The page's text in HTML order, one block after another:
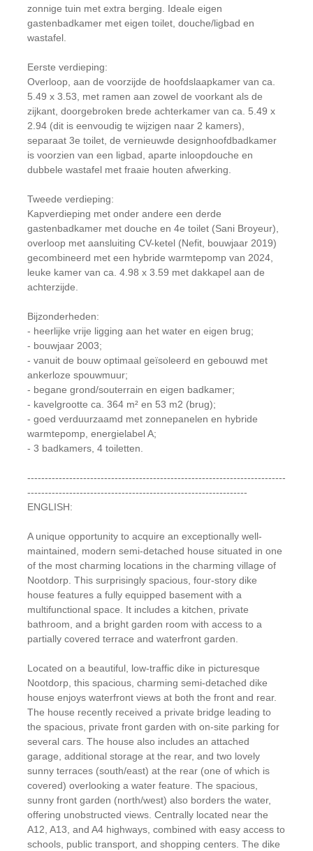
zonnige tuin met extra berging. Ideale eigen
gastenbadkamer met eigen toilet, douche/ligbad en
wastafel.
Eerste verdieping:
Overloop, aan de voorzijde de hoofdslaapkamer van ca.
5.49 x 3.53, met ramen aan zowel de voorkant als de
zijkant, doorgebroken brede achterkamer van ca. 5.49 x
2.94 (dit is eenvoudig te wijzigen naar 2 kamers),
separaat 3e toilet, de vernieuwde designhoofdbadkamer
is voorzien van een ligbad, aparte inloopdouche en
dubbele wastafel met fraaie houten afwerking.
Tweede verdieping:
Kapverdieping met onder andere een derde
gastenbadkamer met douche en 4e toilet (Sani Broyeur),
overloop met aansluiting CV-ketel (Nefit, bouwjaar 2019)
gecombineerd met een hybride warmtepomp van 2024,
leuke kamer van ca. 4.98 x 3.59 met dakkapel aan de
achterzijde.
Bijzonderheden:
- heerlijke vrije ligging aan het water en eigen brug;
- bouwjaar 2003;
- vanuit de bouw optimaal geïsoleerd en gebouwd met
ankerloze spouwmuur;
- begane grond/souterrain en eigen badkamer;
- kavelgrootte ca. 364 m² en 53 m2 (brug);
- goed verduurzaamd met zonnepanelen en hybride
warmtepomp, energielabel A;
- 3 badkamers, 4 toiletten.
--------------------------------------------------------------------------
---------------------------------------------------------------
ENGLISH:
A unique opportunity to acquire an exceptionally well-
maintained, modern semi-detached house situated in one
of the most charming locations in the charming village of
Nootdorp. This surprisingly spacious, four-story dike
house features a fully equipped basement with a
multifunctional space. It includes a kitchen, private
bathroom, and a bright garden room with access to a
partially covered terrace and waterfront garden.
Located on a beautiful, low-traffic dike in picturesque
Nootdorp, this spacious, charming semi-detached dike
house enjoys waterfront views at both the front and rear.
The house recently received a private bridge leading to
the spacious, private front garden with on-site parking for
several cars. The house also includes an attached
garage, additional storage at the rear, and two lovely
sunny terraces (south/east) at the rear (one of which is
covered) overlooking a water feature. The spacious,
sunny front garden (north/west) also borders the water,
offering unobstructed views. Centrally located near the
A12, A13, and A4 highways, combined with easy access to
schools, public transport, and shopping centers. The dike